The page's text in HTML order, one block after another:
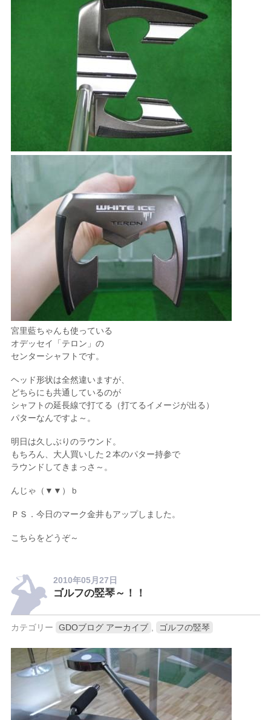
宮里藍ちゃんも使っている
オデッセイ「テロン」の
センターシャフトです。
ヘッド形状は全然違いますが、
どちらにも共通しているのが
シャフトの延長線で打てる（打てるイメージが出る）
パターなんですよ～。
明日は久しぶりのラウンド。
もちろん、大人買いした２本のパター持参で
ラウンドしてきまっさ～。
んじゃ（▼▼）ｂ
ＰＳ．今日のマーク金井もアップしました。
こちらをどうぞ～
2010年05月27日
ゴルフの竪琴～！！
カテゴリー GDOブログ アーカイブ ゴルフの竪琴